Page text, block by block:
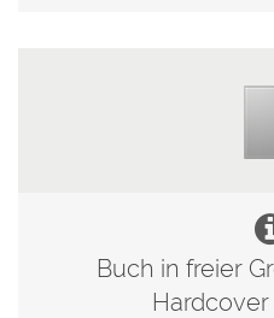
Buch in freier